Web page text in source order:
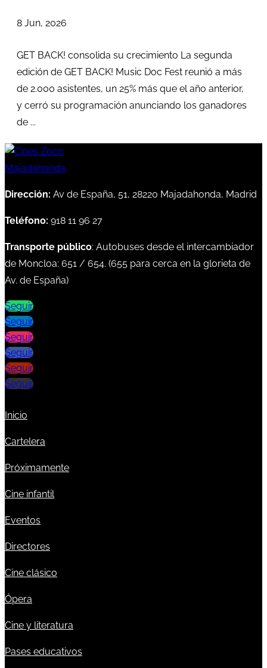
8 Jun, 2026
GET BACK! consolida su crecimiento La segunda
edición de GET BACK! Music Doc Fest reunió a más
de 2.000 asistentes, un 25% más que el año anterior,
y cerró su programación anunciando los ganadores
de ...
Dirección: Av de España, 51, 28220 Majadahonda, Madrid
Teléfono: 918 11 96 27
Transporte público: Autobuses desde el intercambiador
de Moncloa: 651 / 654. (655 para cerca en la glorieta de
Av. de España)
Seguir
Seguir
Seguir
Seguir
Seguir
Seguir
Inicio
Cartelera
Próximamente
Cine infantil
Eventos
Directores
Cine clásico
Ópera
Cine y literatura
Pases educativos